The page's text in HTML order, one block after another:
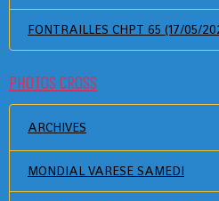
FONTRAILLES CHPT 65 (17/05/
PHOTOS CROSS
ARCHIVES
MONDIAL VARESE SAMEDI